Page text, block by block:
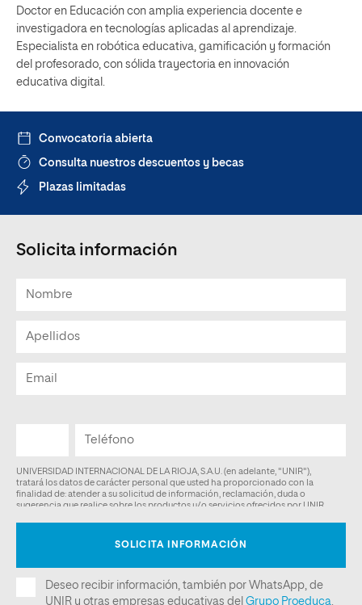
Doctor en Educación con amplia experiencia docente e
investigadora en tecnologías aplicadas al aprendizaje.
Especialista en robótica educativa, gamificación y formación
del profesorado, con sólida trayectoria en innovación
educativa digital.
Convocatoria abierta
Consulta nuestros descuentos y becas
Plazas limitadas
Solicita información